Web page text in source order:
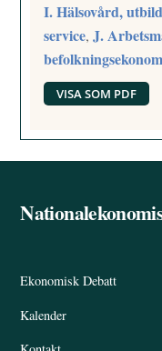
I. Hälsovård,
service,J.
VISA SOM PDF
Ekonomisk Debatt
Kalender